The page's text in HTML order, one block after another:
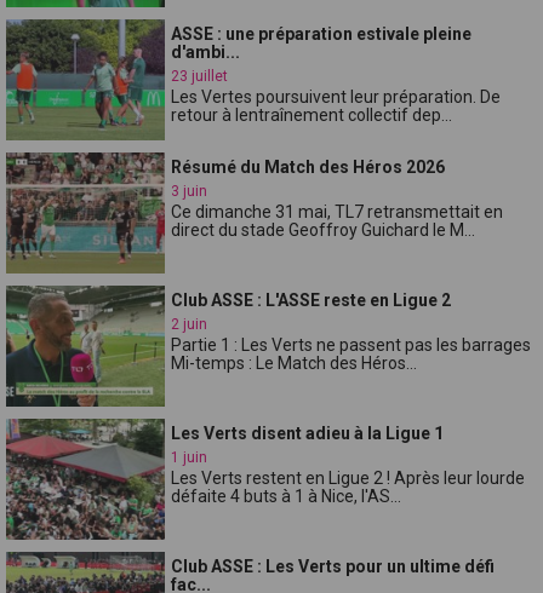
ASSE : une préparation estivale pleine
d'ambi...
23 juillet
Les Vertes poursuivent leur préparation. De
retour à lentraînement collectif dep...
Résumé du Match des Héros 2026
3 juin
Ce dimanche 31 mai, TL7 retransmettait en
direct du stade Geoffroy Guichard le M...
Club ASSE : L'ASSE reste en Ligue 2
2 juin
Partie 1 : Les Verts ne passent pas les barrages
Mi-temps : Le Match des Héros...
Les Verts disent adieu à la Ligue 1
1 juin
Les Verts restent en Ligue 2 ! Après leur lourde
défaite 4 buts à 1 à Nice, l'AS...
Club ASSE : Les Verts pour un ultime défi
fac...